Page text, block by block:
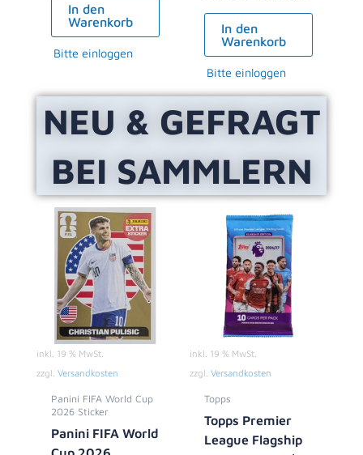
In den
Warenkorb
Bitte einloggen
In den
Warenkorb
Bitte einloggen
NEU & GEFRAGT
BEI SAMMLERN
inkl. 19 % MwSt.
zzgl. Versandkosten
Panini FIFA World Cup
2026 Sticker
Panini FIFA World
inkl. 19 % MwSt.
zzgl. Versandkosten
Topps
Topps Premier
League Flagship